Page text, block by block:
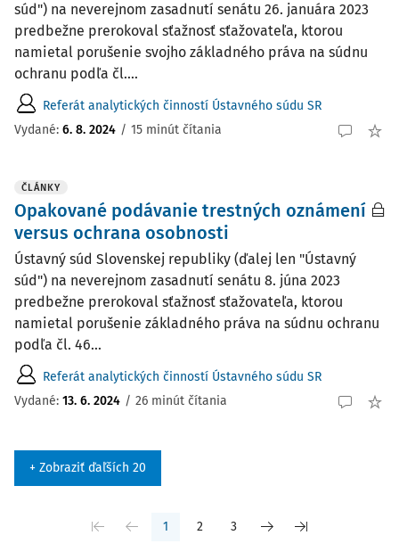
súd") na neverejnom zasadnutí senátu 26. januára 2023
predbežne prerokoval sťažnosť sťažovateľa, ktorou
namietal porušenie svojho základného práva na súdnu
ochranu podľa čl....
Referát analytických činností Ústavného súdu SR
Vydané: 6. 8. 2024 / 15 minút čítania
ČLÁNKY
Opakované podávanie trestných oznámení
versus ochrana osobnosti
Ústavný súd Slovenskej republiky (ďalej len "Ústavný
súd") na neverejnom zasadnutí senátu 8. júna 2023
predbežne prerokoval sťažnosť sťažovateľa, ktorou
namietal porušenie základného práva na súdnu ochranu
podľa čl. 46...
Referát analytických činností Ústavného súdu SR
Vydané: 13. 6. 2024 / 26 minút čítania
+ Zobraziť ďaľších 20
1 2 3